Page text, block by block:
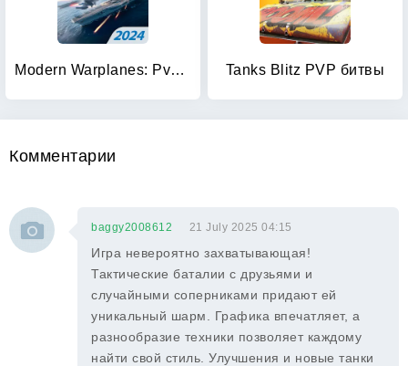
Modern Warplanes: PvP Warfare Tanks Blitz PVP битвы
Комментарии
baggy2008612 21 July 2025 04:15
Игра невероятно захватывающая!
Тактические баталии с друзьями и
случайными соперниками придают ей
уникальный шарм. Графика впечатляет, а
разнообразие техники позволяет каждому
найти свой стиль. Улучшения и новые танки